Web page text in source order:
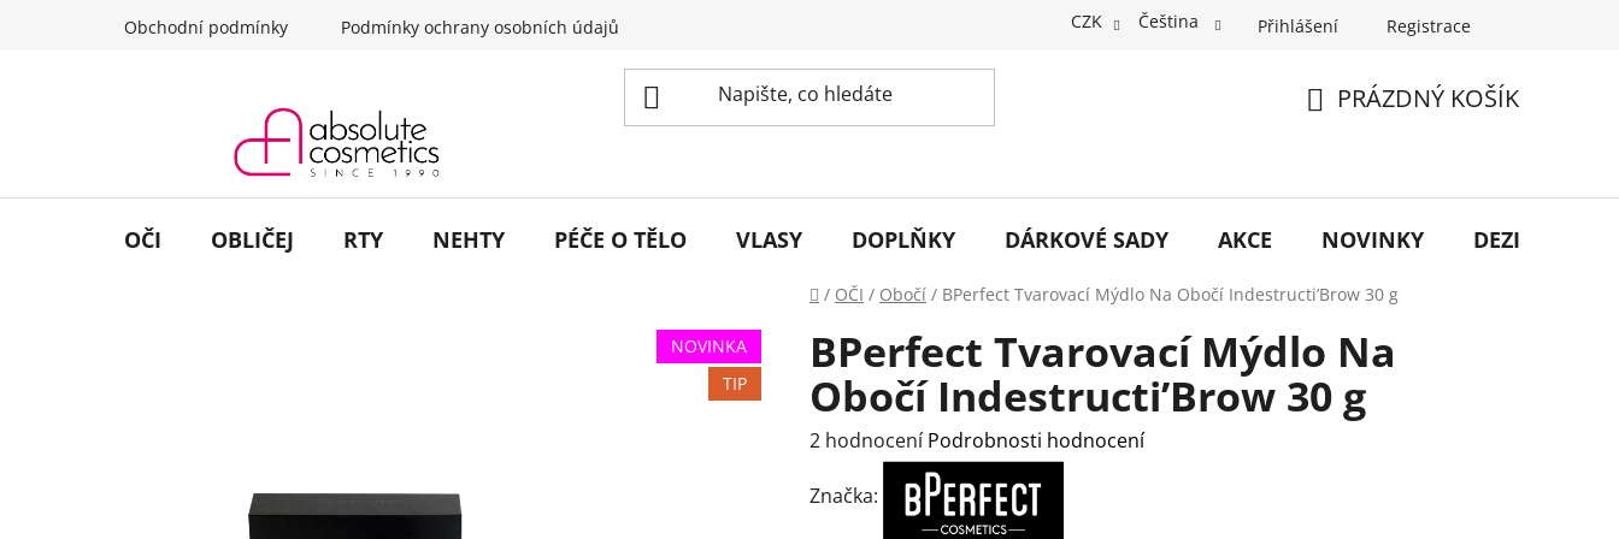
Obchodní podmínky Podmínky ochrany osobních údajů CZK Čeština Přihlášení Registrace
PRÁZDNÝ KOŠÍK
OČI OBLIČEJ RTY NEHTY PÉČE O TĚLO VLASY DOPLŇKY DÁRKOVÉ SADY AKCE NOVINKY DEZINFEKCE
Domů
/ OČI / Obočí / BPerfect Tvarovací Mýdlo Na Obočí Indestructi’Brow 30 g
BPerfect Tvarovací Mýdlo Na
Obočí Indestructi’Brow 30 g
Průměrné
produktu
2 hodnocení Podrobnosti hodnocení
Značka:
NOVINKA
TIP